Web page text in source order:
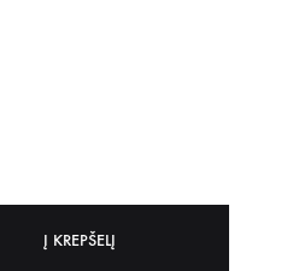
Į KREPŠELĮ